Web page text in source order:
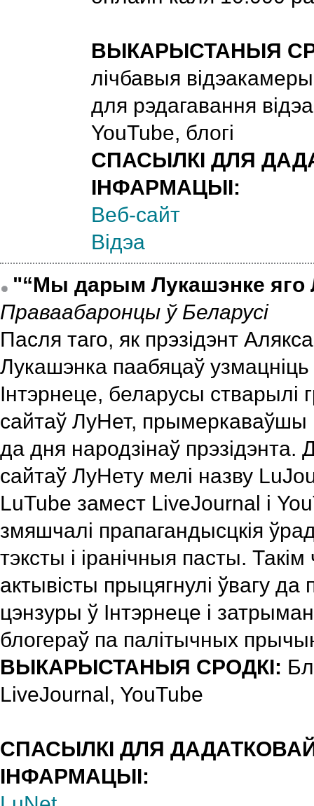
ВЫКАРЫСТАНЫЯ
лічбавыя
для рэдагавання
YouTube, блогі
СПАСЫЛКІ ДЛЯ
ІНФАРМАЦЫІ:
Веб-сайт
Відэа
"“Мы дарым Лукашэнке яго
Праваабаронцы ў Беларусі
Пасля таго, як прэзідэнт
Лукашэнка паабяцаў узмацніць
Інтэрнеце, беларусы стварылі
сайтаў ЛуНет, прымеркаваўшы
да дня народзінаў прэзідэнта.
сайтаў ЛуНету мелі назву
LuTube замест LiveJournal і
змяшчалі прапагандысцкія
тэксты і іранічныя пасты.
актывісты прыцягнулі ўвагу
цэнзуры ў Інтэрнеце і
блогераў па палітычных
ВЫКАРЫСТАНЫЯ СРОДКІ:
LiveJournal, YouTube
СПАСЫЛКІ ДЛЯ
ІНФАРМАЦЫІ: